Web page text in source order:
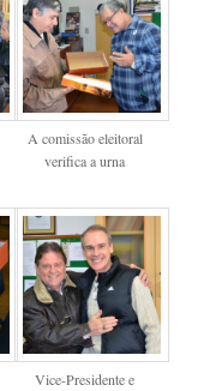
A comissão eleitoral
verifica a urna
Vice-Presidente e